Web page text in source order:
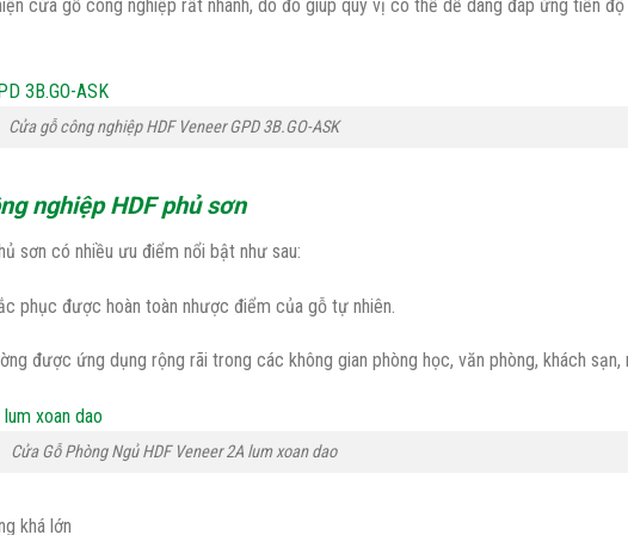
cửa gỗ công nghiệp rất nhanh, dó đó giúp quý vị có thể dễ dàng đáp ứng tiến
Cửa gỗ công nghiệp HDF Veneer GPD 3B.GO-ASK
nghiệp HDF phủ sơn
sơn có nhiều ưu điểm nổi bật như sau:
phục được hoàn toàn nhược điểm của gỗ tự nhiên.
được ứng dụng rộng rãi trong các không gian phòng học, văn phòng, khách sạn,
Cửa Gỗ Phòng Ngủ HDF Veneer 2A lum xoan dao
khá lớn